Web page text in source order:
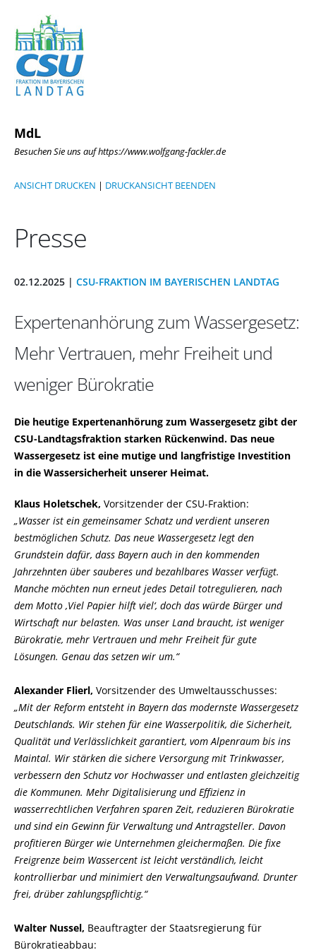
MdL
Besuchen Sie uns auf https://www.wolfgang-fackler.de
ANSICHT DRUCKEN | DRUCKANSICHT BEENDEN
Presse
02.12.2025 | CSU-FRAKTION IM BAYERISCHEN LANDTAG
Expertenanhörung zum Wassergesetz:
Mehr Vertrauen, mehr Freiheit und
weniger Bürokratie
Die heutige Expertenanhörung zum Wassergesetz gibt der
CSU-Landtagsfraktion starken Rückenwind. Das neue
Wassergesetz ist eine mutige und langfristige Investition
in die Wassersicherheit unserer Heimat.
Klaus Holetschek, Vorsitzender der CSU-Fraktion:
Wasser ist ein gemeinsamer Schatz und verdient unseren
bestmöglichen Schutz. Das neue Wassergesetz legt den
Grundstein dafür, dass Bayern auch in den kommenden
Jahrzehnten über sauberes und bezahlbares Wasser verfügt.
Manche möchten nun erneut jedes Detail totregulieren, nach
dem Motto ‚Viel Papier hilft viel‘, doch das würde Bürger und
Wirtschaft nur belasten. Was unser Land braucht, ist weniger
Bürokratie, mehr Vertrauen und mehr Freiheit für gute
Lösungen. Genau das setzen wir um.“
Alexander Flierl, Vorsitzender des Umweltausschusses:
Mit der Reform entsteht in Bayern das modernste Wassergesetz
Deutschlands. Wir stehen für eine Wasserpolitik, die Sicherheit,
Qualität und Verlässlichkeit garantiert, vom Alpenraum bis ins
Maintal. Wir stärken die sichere Versorgung mit Trinkwasser,
verbessern den Schutz vor Hochwasser und entlasten gleichzeitig
die Kommunen. Mehr Digitalisierung und Effizienz in
wasserrechtlichen Verfahren sparen Zeit, reduzieren Bürokratie
und sind ein Gewinn für Verwaltung und Antragsteller. Davon
profitieren Bürger wie Unternehmen gleichermaßen. Die fixe
Freigrenze beim Wassercent ist leicht verständlich, leicht
kontrollierbar und minimiert den Verwaltungsaufwand. Drunter
frei, drüber zahlungspflichtig.“
Walter Nussel, Beauftragter der Staatsregierung für
Bürokratieabbau: